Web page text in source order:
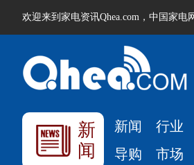
欢迎来到家电资讯Qhea.com，中国家电
新
闻
新闻 行业
导购
市场